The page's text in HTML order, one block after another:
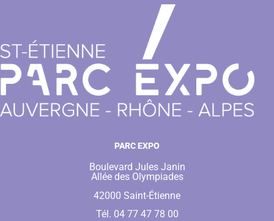
PARC EXPO
Boulevard Jules Janin
Allée des Olympiades
42000 Saint-Étienne
Tél. 04 77 47 78 00